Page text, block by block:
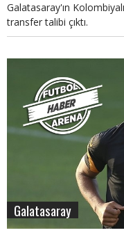
Galatasaray'ın
transfer talibi çıktı.
Galatasaray